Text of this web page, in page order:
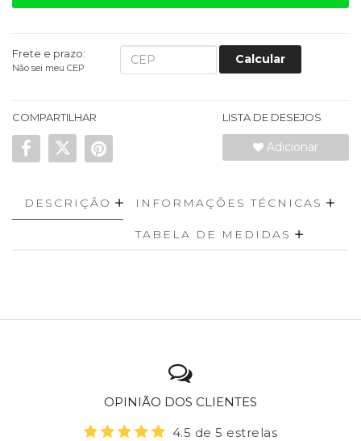
Frete e prazo:
Não sei meu CEP
Calcular
COMPARTILHAR LISTA DE DESEJOS
Adicionar
DESCRIÇÃO INFORMAÇÕES TÉCNICAS
TABELA DE MEDIDAS
OPINIÃO DOS CLIENTES
4.5 de 5 estrelas